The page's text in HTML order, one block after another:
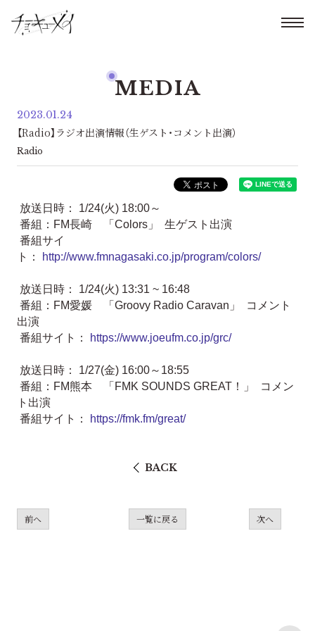
MEDIA
2023.01.24
【Radio】ラジオ出演情報（生ゲスト・コメント出演）
Radio
放送日時： 1/24(火) 18:00～
番組：FM長崎 「Colors」 生ゲスト出演
番組サイ
ト：
http://www.fmnagasaki.co.jp/program/colors/
放送日時： 1/24(火) 13:31 ~ 16:48
番組：FM愛媛 「Groovy Radio Caravan」 コメント
出演
番組サイト：
https://www.joeufm.co.jp/grc/
放送日時： 1/27(金) 16:00～18:55
番組：FM熊本 「FMK SOUNDS GREAT！」 コメン
ト出演
番組サイト：
https://fmk.fm/great/
BACK
前へ 一覧に戻る 次へ